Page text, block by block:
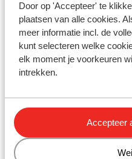
Door op 'Accepteer' te
plaatsen van alle cookies.
meer informatie incl. de
kunt selecteren welke
elk moment je voorkeuren
intrekken.
Accepteer
Bushalte: 50 m
Skipiste: 300 m
Langlaufloipe: 10 m
Skilift: 300 m
Winkels: 50 m
Skipas, -les en
Skilessen